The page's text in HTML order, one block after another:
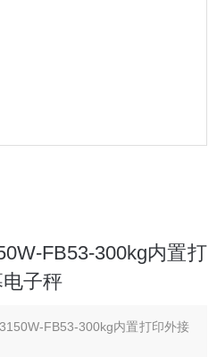
FB53-300kg内置打
子秤
FB53-300kg内置打印外接